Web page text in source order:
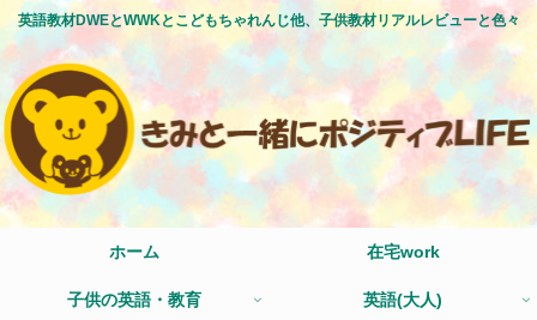
英語教材DWEとWWKとこどもちゃれんじ他、子供教材リアルレビューと色々
ホーム 在宅work
子供の英語・教育 英語(大人)